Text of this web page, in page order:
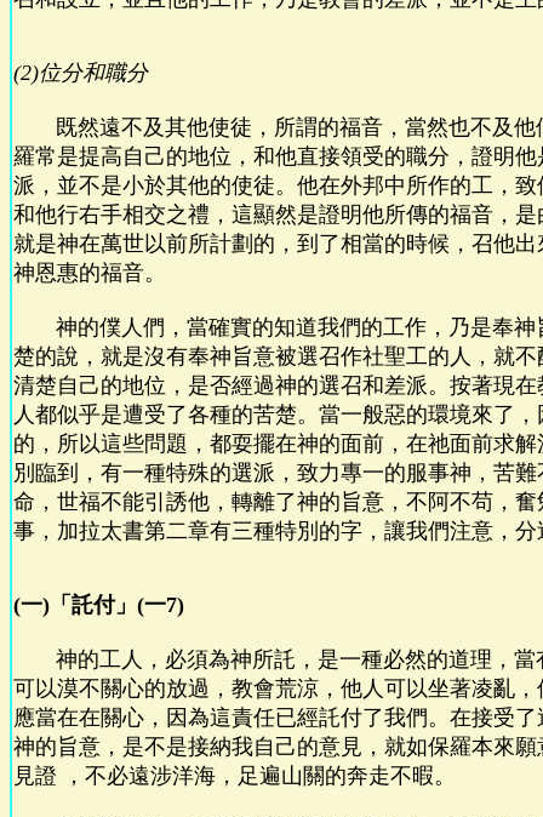
(2)位分和職分
既然遠不及其他使徒，所謂的福音，當然也不及他
羅常是提高自己的地位，和他直接領受的職分，證明
派，並不是小於其他的使徒。他在外邦中所作的工，
和他行右手相交之禮，這顯然是證明他所傳的福音，
就是神在萬世以前所計劃的，到了相當的時候，召他
神恩惠的福音。
神的僕人們，當確實的知道我們的工作，乃是奉神
楚的說，就是沒有奉神旨意被選召作社聖工的人，就
清楚自己的地位，是否經過神的選召和差派。按著現
人都似乎是遭受了各種的苦楚。當一般惡的環境來了
的，所以這些問題，都耍擺在神的面前，在祂面前求
別臨到，有一種特殊的選派，致力專一的服事神，苦
命，世福不能引誘他，轉離了神的旨意，不阿不苟，
事，加拉太書第二章有三種特別的字，讓我們注意，分
(一)「託付」(一7)
神的工人，必須為神所託，是一種必然的道理，當
可以漠不關心的放過，教會荒涼，他人可以坐著凌亂
應當在在關心，因為這責任已經託付了我們。在接受
神的旨意，是不是接納我自己的意見，就如保羅本來
見證 ，不必遠涉洋海，足遍山關的奔走不暇。